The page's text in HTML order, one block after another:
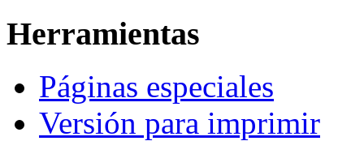
Herramientas
Páginas especiales
Versión para imprimir